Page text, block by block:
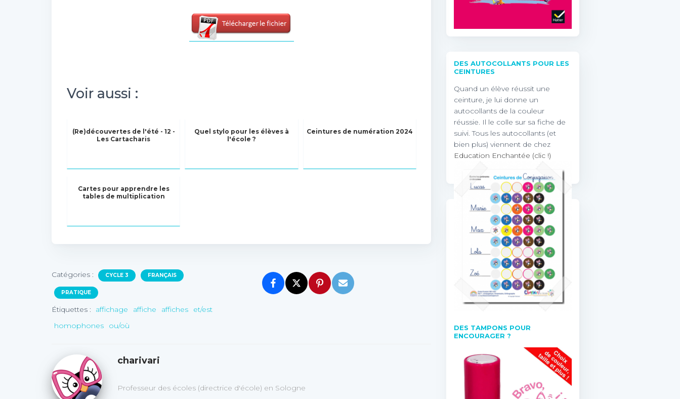
Voir aussi :
(Re)découvertes de l'été - 12 -
Les Cartacharis
Quel stylo pour les élèves à
l'école ?
Ceintures de numération 2024
Cartes pour apprendre les
tables de multiplication
Catégories : CYCLE 3 FRANÇAIS
PRATIQUE
Étiquettes : affichage affiche affiches
et/est
homophones
ou/où
charivari
Professeur des écoles (directrice d'école) en Sologne
DES AUTOCOLLANTS POUR LES
CEINTURES
Quand un élève réussit une
ceinture, je lui donne un
autocollants de la couleur
réussie. Il le colle sur sa fiche de
suivi. Tous les autocollants (et
bien plus) viennent de chez
Education Enchantée (clic !)
DES TAMPONS POUR
ENCOURAGER ?